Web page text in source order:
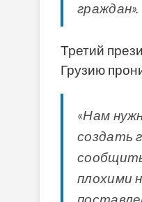
граждан».
Третий
Грузию
«Нам
создать
плохими